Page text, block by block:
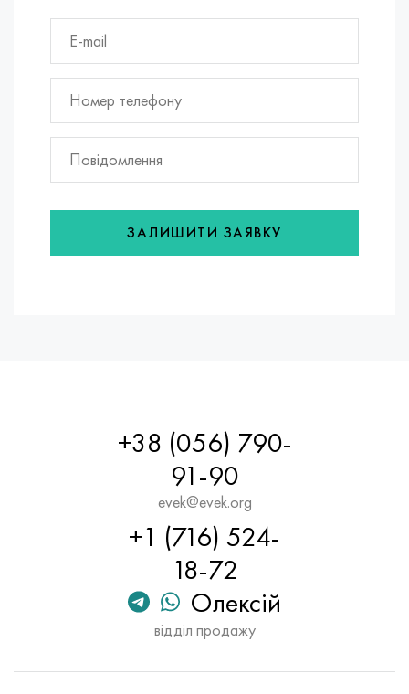
ЗАЛИШИТИ ЗАЯВКУ
+38 (056) 790-
91-90
evek@evek.org
+1 (716) 524-
18-72
Олексій
відділ продажу